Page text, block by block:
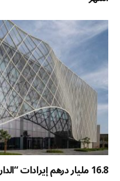
16.8 مليار درهم إيرادات “الدار” في النصف الأول بزيادة 8%